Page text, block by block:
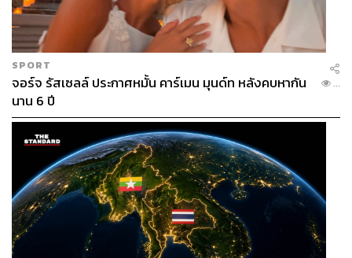
สำหรับน้องๆ นิสิต นักศึกษา ในระดับอุดมศึกษาหรือเทียบเท่า
ที่มีอายุตั้งแต่ 18-28 ปี ต้องการมีส่วนร่วมและเป็นส่วนหนึ่ง
ของโครงการ เตรียมชวนเพื่อนรวมกลุ่มให้ครบ 5 คน และ
สมัครเข้าร่วมโครงการได้ตั้งแต่บัดนี้เป็นต้นไปจนถึงวันที่ 9
กุมภาพันธ์ 2564 โดยสามารถศึกษาขั้นตอนการสมัครได้ทาง
เพจ https://www.facebook.com/DEKWAKEUP
เปิดรับสมัครวันที่ 11 พฤศจิกายน 2563 – 9 กุมภาพันธ์ 2564
สมัครได้ที่www.dekwakeup.com
ติดตามข่าวสารโครงการhttps://www.facebook.com/DEKW
AKEUP/
สอบถามข้อมูลเพิ่มเติม 06 5005 5462
SPORT
จอร์จ รัสเซลล์ ประกาศหมั้น คาร์เมน มุนด์ท หลังคบหากัน
นาน 6 ปี
...